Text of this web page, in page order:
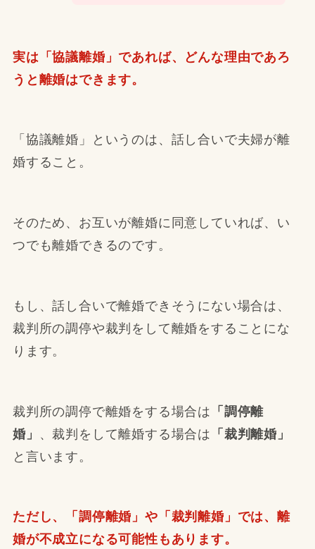
実は 「協議離婚」 であれば、どんな理由であろ
うと離婚はできます。
「協議離婚」というのは、話し合いで夫婦が離
婚すること。
そのため、お互いが離婚に同意していれば、い
つでも離婚できるのです。
もし、話し合いで離婚できそうにない場合は、
裁判所の調停や裁判をして離婚をすることにな
ります。
裁判所の調停で離婚をする場合は 「調停離
婚」
、裁判をして離婚する場合は 「裁判離婚」
と言います。
ただし、「調停離婚」や「裁判離婚」では、離
婚が不成立になる可能性もあります。